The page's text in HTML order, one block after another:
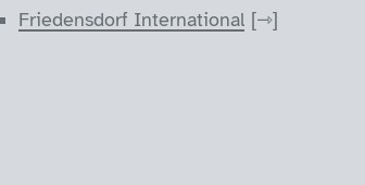
Friedensdorf International